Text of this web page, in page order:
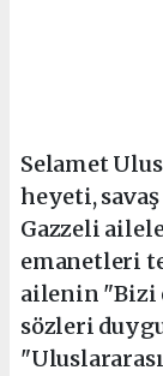
Selamet
heyeti, savaş
Gazzeli
emanetleri
ailenin "Bizi
sözleri